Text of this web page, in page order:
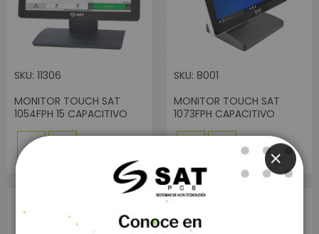
SKU: 11306
MONITOR TOUCH SAT
1054FPH 15 CAPACITIVO
SKU: 8001
MONITOR TOUCH SAT
1073FPH CAPACITIVO
CLOSE